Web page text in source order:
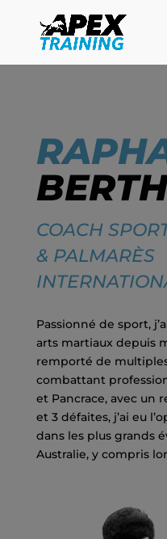
COACH
& PALMARÈS
Passionné de sport,
arts martiaux depuis
remporté de
combattant
et Pancrace, avec un
et 3 défaites, j’ai eu
dans les plus grands
Australie, y compris